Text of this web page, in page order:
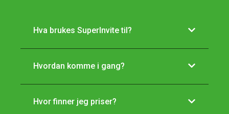
Hva brukes SuperInvite til?
Hvordan komme i gang?
Hvor finner jeg priser?